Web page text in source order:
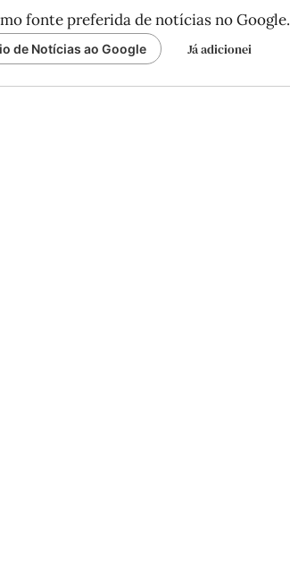
fonte preferida de notícias no Google.
de Notícias ao Google Já adicionei